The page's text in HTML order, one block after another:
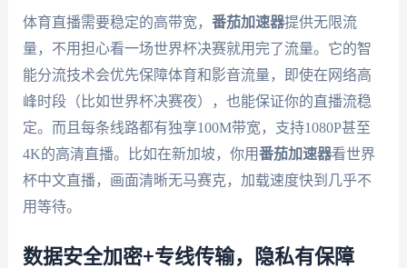
体育直播需要稳定的高带宽， 番茄加速器提供无限流
量，不用担心看一场世界杯决赛就用完了流量。它的智
能分流技术会优先保障体育和影音流量，即使在网络高
峰时段（比如世界杯决赛夜），也能保证你的直播流稳
定。而且每条线路都有独享100M带宽，支持1080P甚至
4K的高清直播。比如在新加坡，你用番茄加速器看世界
杯中文直播，画面清晰无马赛克，加载速度快到几乎不
用等待。
数据安全加密+专线传输，隐私有保障